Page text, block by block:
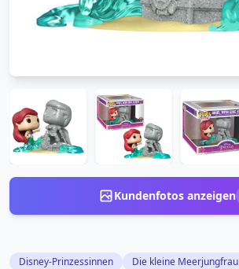
Kundenfotos anzeigen
Disney-Prinzessinnen Die kleine Meerjungfrau